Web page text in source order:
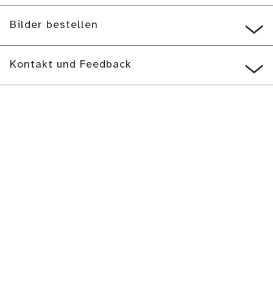
Bilder bestellen
Kontakt und Feedback